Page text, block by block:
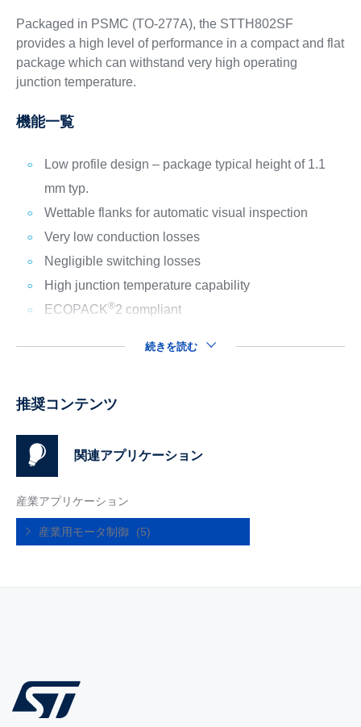
Packaged in PSMC (TO-277A), the STTH802SF
provides a high level of performance in a compact and flat
package which can withstand very high operating
junction temperature.
機能一覧
Low profile design – package typical height of 1.1
mm typ.
Wettable flanks for automatic visual inspection
Very low conduction losses
Negligible switching losses
High junction temperature capability
ECOPACK®2 compliant
続きを読む
推奨コンテンツ
関連アプリケーション
産業アプリケーション
産業用モータ制御 (5)